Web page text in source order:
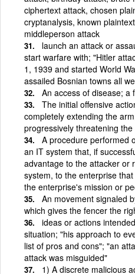
ciphertext attack, chosen
cryptanalysis, known
middleperson attack
launch an attack or
start warfare with; "Hitler
1, 1939 and started World
assailed Bosnian towns all
An access of disease; a
The initial offensive
completely extending the
progressively threatening
A procedure performed
an IT system that, if
advantage to the attacker or
system, to the enterprise
the enterprise's mission or
An movement signaled
which gives the fencer the
ideas or actions
situation; "his approach to
list of pros and cons"; "an
attack was misguided"
1) A discrete malicious